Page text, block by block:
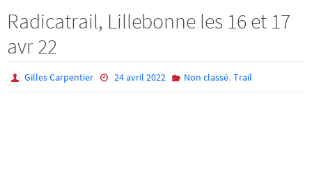
Radicatrail, Lillebonne les 16 et 17
avr 22
Gilles Carpentier 24 avril 2022 Non classé, Trail